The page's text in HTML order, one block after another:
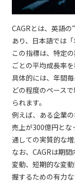
CAGRとは、英語
あり、日本語では
この指標は、特定
ごとの平均成長率
具体的には、年間
どの程度のペース
られます。
例えば、ある企業
売上が300億円とな
通しての実質的な
なお、CAGRは期
変動、短期的な変
握するための有力な